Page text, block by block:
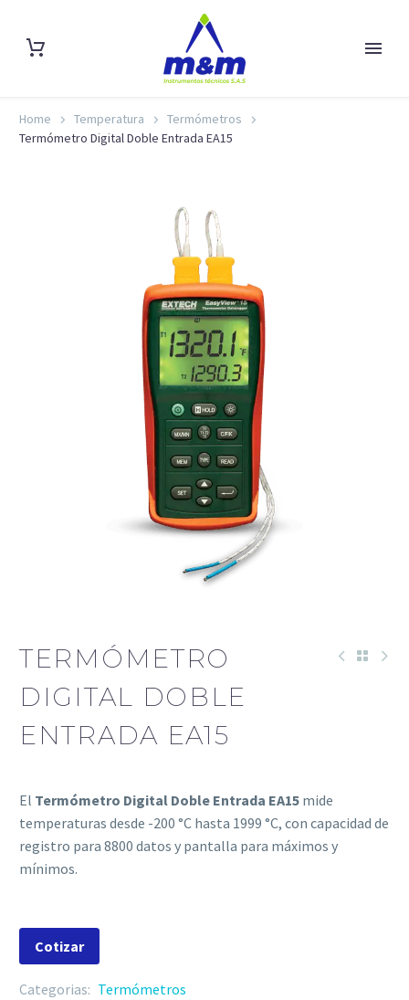
Home Temperatura
Termómetros
Termómetro Digital Doble Entrada EA15
TERMÓMETRO
DIGITAL DOBLE
ENTRADA EA15
El Termómetro Digital Doble Entrada EA15 mide
temperaturas desde -200 °C hasta 1999 °C, con capacidad de
registro para 8800 datos y pantalla para máximos y
mínimos.
Cotizar
Categorias: Termómetros